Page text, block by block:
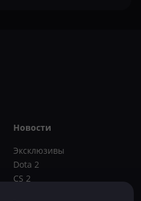
Новости
Эксклюзивы
Dota 2
CS 2